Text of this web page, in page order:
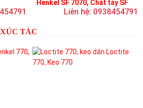
Henkel SF 7070, Chất tẩy SF
Liên hệ: 0938454791
TÁC